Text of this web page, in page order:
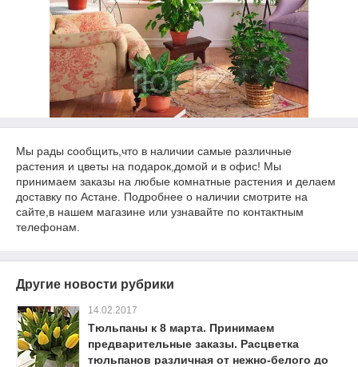
Мы рады сообщить,что в наличии самые различные
растения и цветы на подарок,домой и в офис! Мы
принимаем заказы на любые комнатные растения и делаем
доставку по Астане. Подробнее о наличии смотрите на
сайте,в нашем магазине или узнавайте по контактным
телефонам.
Другие новости рубрики
14.02.2017
Тюльпаны к 8 марта. Принимаем
предварительные заказы. Расцветка
тюльпанов различная от нежно-белого до